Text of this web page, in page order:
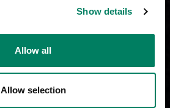
Show details
Allow all
Allow selection